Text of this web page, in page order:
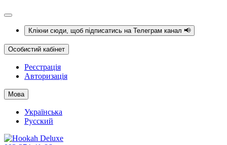
Клікни сюди, щоб підписатись на Телеграм канал 📢
Особистий кабінет
Реєстрація
Авторизація
Мова
Українська
Русский